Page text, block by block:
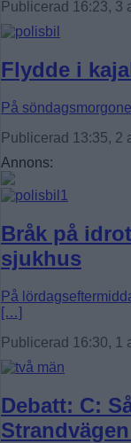
Publicerad 16:23, 3
Flydde i
På
Publicerad 13:35, 2
Annons:
Bråk på
sjukhus
På
[…]
Publicerad 16:30, 1
Debatt: C: